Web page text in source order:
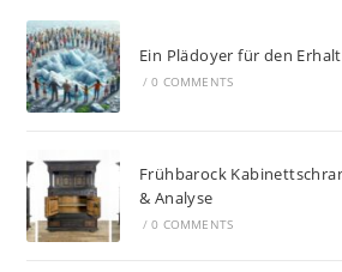
Ein Plädoyer für den
/ 0 COMMENTS
Frühbarock
& Analyse
/ 0 COMMENTS